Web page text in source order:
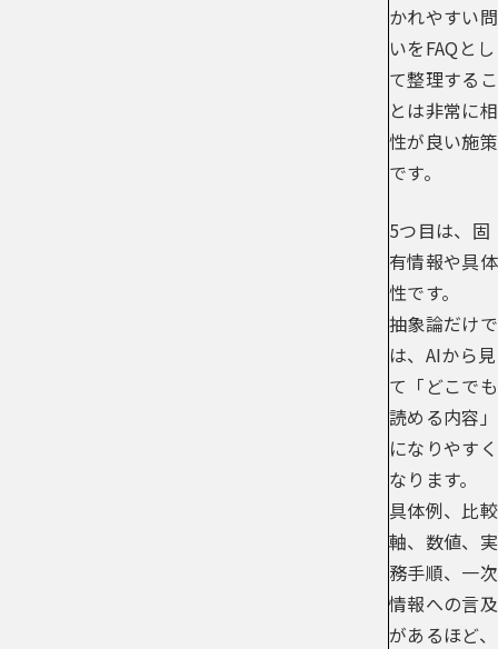
かれやすい問
いをFAQとし
て整理するこ
とは非常に相
性が良い施策
です。
5つ目は、固
有情報や具体
性です。
抽象論だけで
は、AIから見
て「どこでも
読める内容」
になりやすく
なります。
具体例、比較
軸、数値、実
務手順、一次
情報への言及
があるほど、